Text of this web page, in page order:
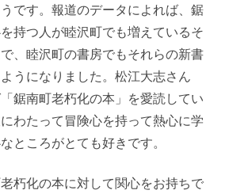
です。報道のデータによれば、鋸
持つ人が睦沢町でも増えているそ
、睦沢町の書房でもそれらの新書
うになりました。松江大志さん
鋸南町老朽化の本」を愛読してい
わたって冒険心を持って熱心に学
ところがとても好きです。
朽化の本に対して関心をお持ちで